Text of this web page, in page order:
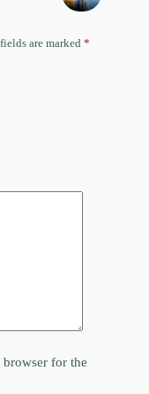
are marked *
browser for the